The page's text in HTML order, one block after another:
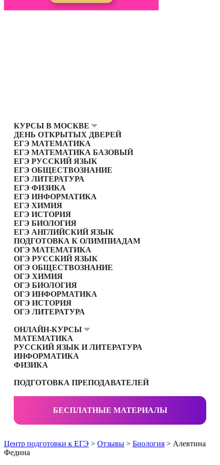
КУРСЫ В МОСКВЕ
ДЕНЬ ОТКРЫТЫХ ДВЕРЕЙ
ЕГЭ МАТЕМАТИКА
ЕГЭ МАТЕМАТИКА БАЗОВЫЙ
ЕГЭ РУССКИЙ ЯЗЫК
ЕГЭ ОБЩЕСТВОЗНАНИЕ
ЕГЭ ЛИТЕРАТУРА
ЕГЭ ФИЗИКА
ЕГЭ ИНФОРМАТИКА
ЕГЭ ХИМИЯ
ЕГЭ ИСТОРИЯ
ЕГЭ БИОЛОГИЯ
ЕГЭ АНГЛИЙСКИЙ ЯЗЫК
ПОДГОТОВКА К ОЛИМПИАДАМ
ОГЭ МАТЕМАТИКА
ОГЭ РУССКИЙ ЯЗЫК
ОГЭ ОБЩЕСТВОЗНАНИЕ
ОГЭ ХИМИЯ
ОГЭ БИОЛОГИЯ
ОГЭ ИНФОРМАТИКА
ОГЭ ИСТОРИЯ
ОГЭ ЛИТЕРАТУРА
ОНЛАЙН-КУРСЫ
МАТЕМАТИКА
РУССКИЙ ЯЗЫК И ЛИТЕРАТУРА
ИНФОРМАТИКА
ФИЗИКА
ПОДГОТОВКА ПРЕПОДАВАТЕЛЕЙ
БЕСПЛАТНЫЕ МАТЕРИАЛЫ
Центр подготовки к ЕГЭ > Отзывы > Биология > Алевтина
Федина